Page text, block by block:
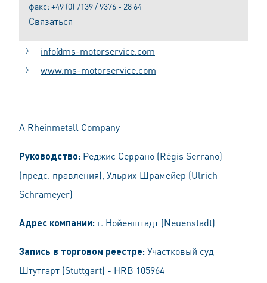
факс: +49 (0) 7139 / 9376 - 28 64
Связаться
info@ms-motorservice.com
www.ms-motorservice.com
A Rheinmetall Company
Руководство: Реджис Серрано (Régis Serrano)
(предс. правления), Ульрих Шрамейер (Ulrich
Schrameyer)
Адрес компании: г. Нойенштадт (Neuenstadt)
Запись в торговом реестре: Участковый суд
Штутгарт (Stuttgart) - HRB 105964